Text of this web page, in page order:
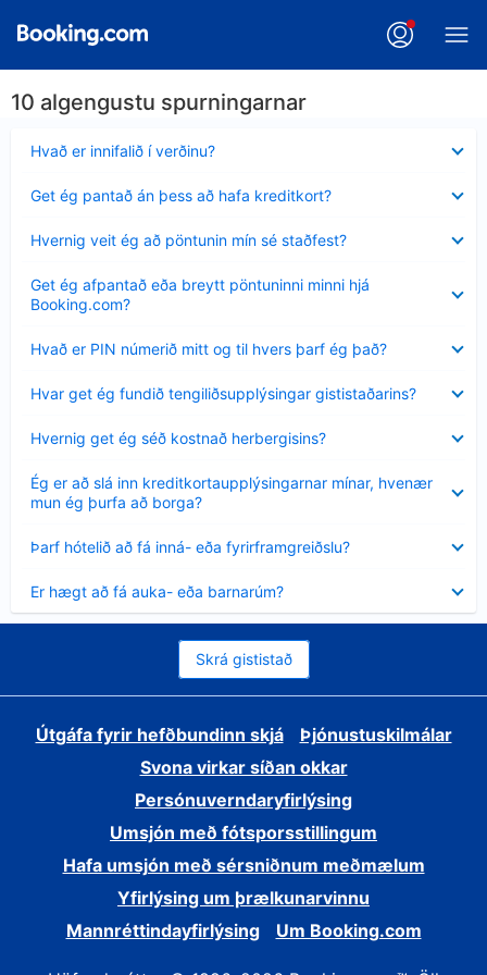
10 algengustu spurningarnar
Hvað er innifalið í verðinu?
sýnt
Get ég pantað án þess að hafa kreditkort?
sýnt
Hvernig veit ég að pöntunin mín sé staðfest?
sýnt
Get ég afpantað eða breytt pöntuninni minni hjá
Booking.com?
sýnt
Hvað er PIN númerið mitt og til hvers þarf ég það?
sýnt
Hvar get ég fundið tengiliðsupplýsingar gististaðarins?
sýnt
Hvernig get ég séð kostnað herbergisins?
sýnt
Ég er að slá inn kreditkortaupplýsingarnar mínar, hvenær
mun ég þurfa að borga?
Minna
sýnt
Þarf hótelið að fá inná- eða fyrirframgreiðslu?
sýnt
Er hægt að fá auka- eða barnarúm?
sýnt
Skrá gististað
Útgáfa fyrir hefðbundinn skjá
Þjónustuskilmálar
Svona virkar síðan okkar
Persónuverndaryfirlýsing
Umsjón með fótsporsstillingum
Hafa umsjón með sérsniðnum meðmælum
Yfirlýsing um þrælkunarvinnu
Mannréttindayfirlýsing
Um Booking.com